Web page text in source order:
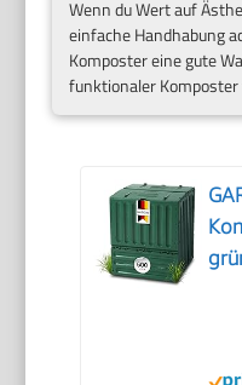
Wenn du Wert auf
einfache Handhabung
Komposter eine gute
funktionaler